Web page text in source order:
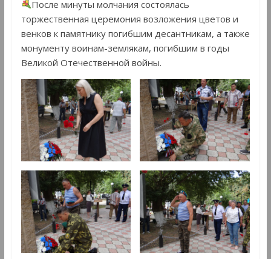
После минуты молчания состоялась
торжественная церемония возложения цветов и
венков к памятнику погибшим десантникам, а также
монументу воинам-землякам, погибшим в годы
Великой Отечественной войны.